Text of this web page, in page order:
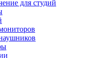
для студий